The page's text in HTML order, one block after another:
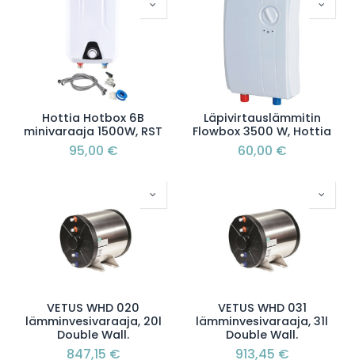
Hottia Hotbox 6B
minivaraaja 1500W, RST
95,00 €
Läpivirtauslämmitin
Flowbox 3500 W, Hottia
60,00 €
VETUS WHD 020
lämminvesivaraaja, 20l
Double Wall.
847,15 €
VETUS WHD 031
lämminvesivaraaja, 31l
Double Wall.
913,45 €